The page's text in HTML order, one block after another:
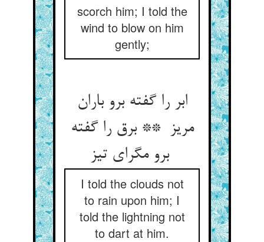
scorch him; I told the
wind to blow on him
gently;
ابر را گفته برو باران
مریز ** برق را گفته
برو مگرای تیز
I told the clouds not
to rain upon him; I
told the lightning not
to dart at him.